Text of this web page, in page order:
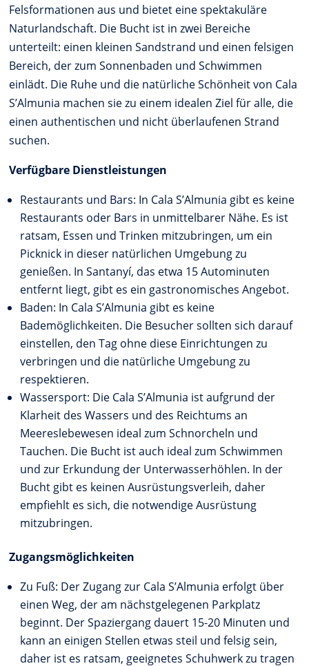
Felsformationen aus und bietet eine spektakuläre
Naturlandschaft. Die Bucht ist in zwei Bereiche
unterteilt: einen kleinen Sandstrand und einen felsigen
Bereich, der zum Sonnenbaden und Schwimmen
einlädt. Die Ruhe und die natürliche Schönheit von Cala
S’Almunia machen sie zu einem idealen Ziel für alle, die
einen authentischen und nicht überlaufenen Strand
suchen.
Verfügbare Dienstleistungen
Restaurants und Bars: In Cala S’Almunia gibt es keine
Restaurants oder Bars in unmittelbarer Nähe. Es ist
ratsam, Essen und Trinken mitzubringen, um ein
Picknick in dieser natürlichen Umgebung zu
genießen. In Santanyí, das etwa 15 Autominuten
entfernt liegt, gibt es ein gastronomisches Angebot.
Baden: In Cala S’Almunia gibt es keine
Bademöglichkeiten. Die Besucher sollten sich darauf
einstellen, den Tag ohne diese Einrichtungen zu
verbringen und die natürliche Umgebung zu
respektieren.
Wassersport: Die Cala S’Almunia ist aufgrund der
Klarheit des Wassers und des Reichtums an
Meereslebewesen ideal zum Schnorcheln und
Tauchen. Die Bucht ist auch ideal zum Schwimmen
und zur Erkundung der Unterwasserhöhlen. In der
Bucht gibt es keinen Ausrüstungsverleih, daher
empfiehlt es sich, die notwendige Ausrüstung
mitzubringen.
Zugangsmöglichkeiten
Zu Fuß: Der Zugang zur Cala S’Almunia erfolgt über
einen Weg, der am nächstgelegenen Parkplatz
beginnt. Der Spaziergang dauert 15-20 Minuten und
kann an einigen Stellen etwas steil und felsig sein,
daher ist es ratsam, geeignetes Schuhwerk zu tragen